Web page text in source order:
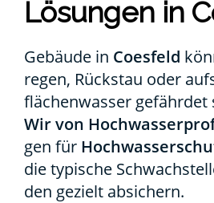
Lösun­gen in
Gebäu­de in Coes­feld
re­gen, Rück­stau oder
flä­chen­was­ser gefähr­det
Wir von
gen für
die typi­sche
den gezielt absi­chern.